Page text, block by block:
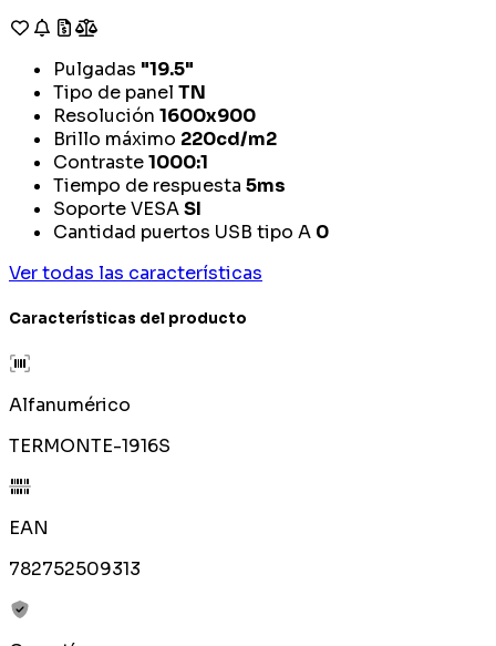
Pulgadas "19.5"
Tipo de panel TN
Resolución 1600x900
Brillo máximo 220cd/m2
Contraste1000:1
Tiempo de respuesta 5ms
Soporte VESASI
Cantidad puertos USB tipo A 0
Ver todas las características
Características del producto
Alfanumérico
TERMONTE-1916S
EAN
782752509313